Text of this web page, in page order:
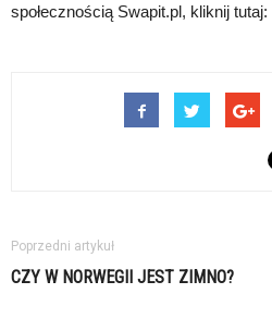
społecznością Swapit.pl, kliknij tutaj:
Poprzedni artykuł
CZY W NORWEGII JEST ZIMNO?